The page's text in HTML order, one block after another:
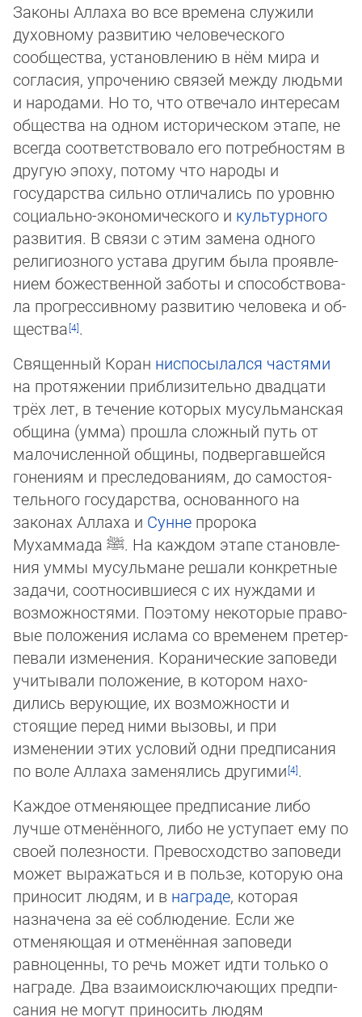
Законы Аллаха во все времена слу­жили
духовному развитию чело­вечес­кого
сообщества, уста­новле­нию в нём мира и
согла­сия, упроче­нию связей между людьми
и народами. Но то, что отвечало интересам
общества на одном исто­рическом этапе, не
всегда соот­ветство­ва­ло его потребностям в
другую эпоху, потому что народы и
государства сильно отличались по уров­ню
соци­ально-эконо­мического и куль­турного
развития. В связи с этим замена одного
религи­озного устава другим была про­­явле­
нием божест­венной заботы и спо­соб­ст­во­ва­
ла про­грессив­ному развитию человека и об­
ще­ст­ва
.
Священный Коран ниспосылался час­тями
на протяжении при­бли­зительно двадцати
трёх лет, в течение которых мусуль­ман­ская
община (умма) про­шла сложный путь от
мало­чис­лен­ной общины, под­вергав­шейся
гоне­ниям и пресле­дова­ниям, до са­мо­­стоя­
тель­ного го­су­дар­ст­ва, основан­ного на
законах Аллаха и Сунне пророка
Мухаммада ﷺ. На каждом этапе ста­нов­ле­
ния уммы мусульмане решали кон­кретные
задачи, соотносившиеся с их нуждами и
возмож­ностями. Поэтому неко­то­рые пра­во­
вые поло­жения ислама со временем претер­
певали изменения. Корани­ческие заповеди
учитывали положе­ние, в ко­то­ром нахо­
дились верующие, их возмож­ности и
стоящие перед ними вызовы, и при
изменении этих условий одни пред­пи­са­ния
по воле Аллаха заменя­лись другими
.
Каждое отменяющее предписание либо
лучше отменённого, либо не уступает ему по
своей полезности. Превосходство за­по­веди
может выражаться и в пользе, которую она
приносит людям, и в награде, которая
назначена за её соблюдение. Ес­ли же
отменяющая и отменённая заповеди
равноценны, то речь может идти только о
награде. Два вза­имо­исключающих пред­пи­
са­ния не могут приносить людям